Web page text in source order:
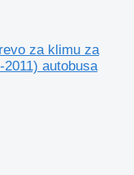
za klimu za
autobusa